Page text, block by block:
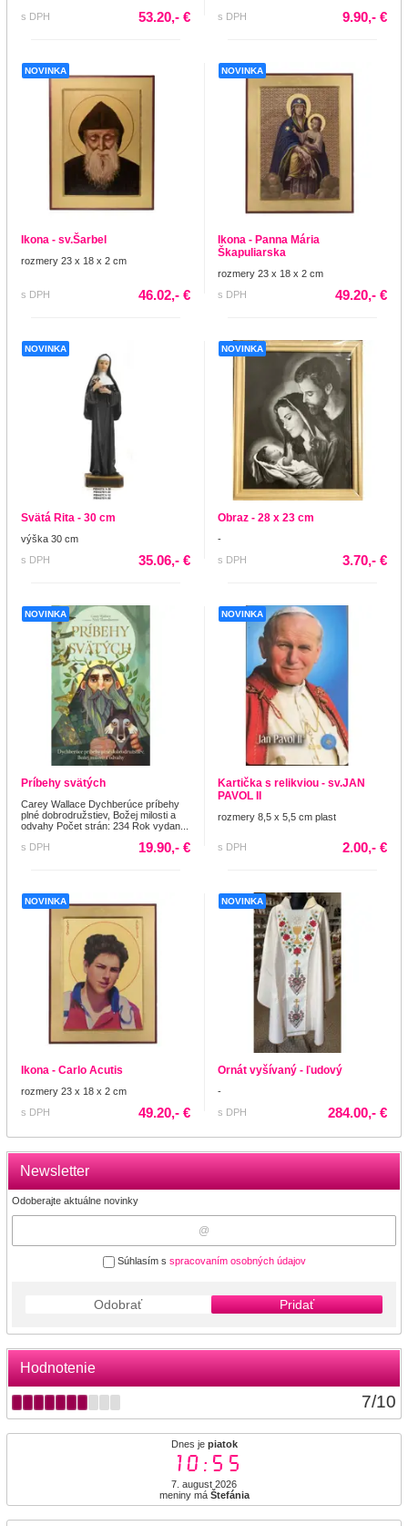
Newsletter
Odoberajte aktuálne novinky
Súhlasím s spracovaním osobných údajov
Odobrať Pridať
Hodnotenie
7/10
Dnes je piatok
10:55
7. august 2026
meniny má Štefánia
s DPH 53.20,- €
s DPH
9.90,- €
NOVINKA
Ikona - sv.Šarbel
rozmery 23 x 18 x 2 cm
s DPH 46.02,- €
NOVINKA
Ikona - Panna Mária
Škapuliarska
rozmery 23 x 18 x 2 cm
s DPH
49.20,- €
NOVINKA
Svätá Rita - 30 cm
výška 30 cm
s DPH
35.06,- €
NOVINKA
Obraz - 28 x 23 cm
-
s DPH
3.70,- €
NOVINKA
Príbehy svätých
Carey Wallace Dychberúce príbehy
plné dobrodružstiev, Božej milosti a
odvahy Počet strán: 234 Rok vydan...
s DPH
19.90,- €
NOVINKA
Kartička s relikviou - sv.JAN
PAVOL II
rozmery 8,5 x 5,5 cm plast
s DPH 2.00,- €
NOVINKA
Ikona - Carlo Acutis
rozmery 23 x 18 x 2 cm
s DPH
49.20,- €
NOVINKA
Ornát vyšívaný - ľudový
-
s DPH
284.00,- €